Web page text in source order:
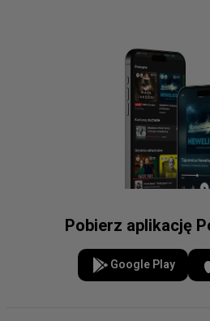
Pobierz aplikację
Google Play